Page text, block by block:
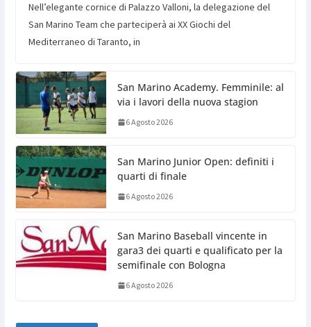
Nell’elegante cornice di Palazzo Valloni, la delegazione del
San Marino Team che parteciperà ai XX Giochi del
Mediterraneo di Taranto, in
San Marino Academy. Femminile: al
via i lavori della nuova stagion
6 Agosto 2026
San Marino Junior Open: definiti i
quarti di finale
6 Agosto 2026
San Marino Baseball vincente in
gara3 dei quarti e qualificato per la
semifinale con Bologna
6 Agosto 2026